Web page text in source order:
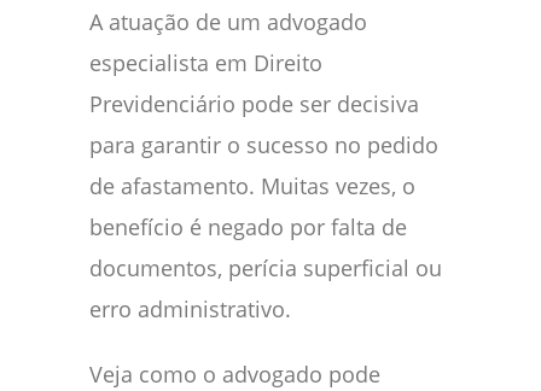
A atuação de um advogado
especialista em Direito
Previdenciário pode ser decisiva
para garantir o sucesso no pedido
de afastamento. Muitas vezes, o
benefício é negado por falta de
documentos, perícia superficial ou
erro administrativo.
Veja como o advogado pode